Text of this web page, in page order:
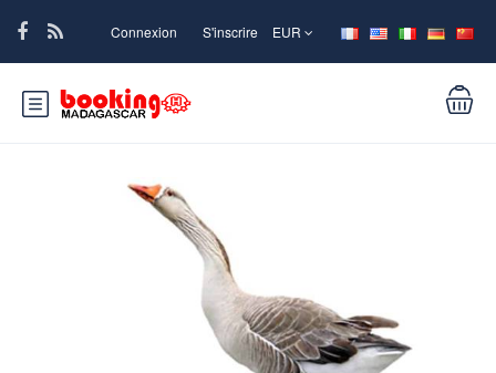
Connexion S'inscrire EUR